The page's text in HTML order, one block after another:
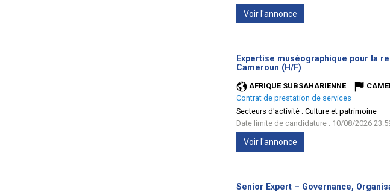
Voir l'annonce
Expertise muséographique pour la
Cameroun (H/F)
AFRIQUE SUBSAHARIENNE
Contrat de prestation de services
Secteurs d'activité : Culture et patrimoine
Date limite de candidature : 10/08/2026
Voir l'annonce
Senior Expert – Governance,